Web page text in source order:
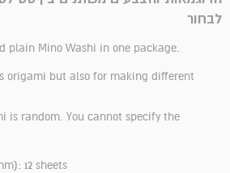
לבחור
plain Mino Washi in one package.
origami but also for making different
is random. You cannot specify the
12 sheets